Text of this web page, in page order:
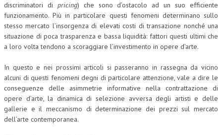
REDAZIONE
PEER REVIEW
CODICE ETICO
AUTORI
COLLABORA CON NOI
ECONOMIA
CORPORATE SOCIAL RESPONSIBILITY
discriminatori di pricing) che sono d’ostacolo ad un suo efficiente
funzionamento. Più in particolare questi fenomeni determinano sullo
stesso mercato l’insorgenza di elevati costi di transazione nonché una
situazione di poca trasparenza e bassa liquidità: fattori questi ultimi che
a loro volta tendono a scoraggiare l’investimento in opere d’arte.
In questo e nei prossimi articoli si passeranno in rassegna da vicino
alcuni di questi fenomeni degni di particolare attenzione, vale a dire le
conseguenze delle asimmetrie informative nella contrattazione di
opere d’arte, la dinamica di selezione avversa degli artisti e delle
gallerie e il meccanismo di determinazione dei prezzi sul mercato
dell’arte contemporanea.